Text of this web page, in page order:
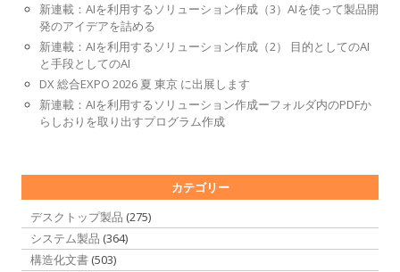
新連載：AIを利用するソリューション作成（3）AIを使って製品開
発のアイデアを詰める
新連載：AIを利用するソリューション作成（2） 目的としてのAI
と手段としてのAI
DX 総合EXPO 2026 夏 東京 に出展します
新連載：AIを利用するソリューション作成ーフォルダ内のPDFか
らしおりを取り出すプログラム作成
カテゴリー
デスクトップ製品 (275)
システム製品 (364)
構造化文書 (503)